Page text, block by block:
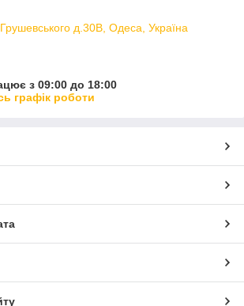
д.30В, Одеса, Україна
з 09:00 до 18:00
графік роботи